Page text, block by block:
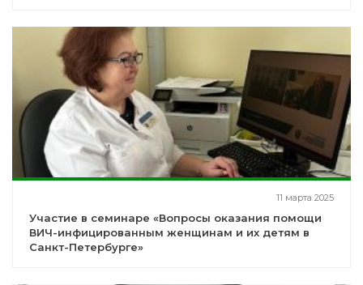
11 марта 2025
Участие в семинаре «Вопросы оказания помощи
ВИЧ-инфицированным женщинам и их детям в
Санкт-Петербурге»